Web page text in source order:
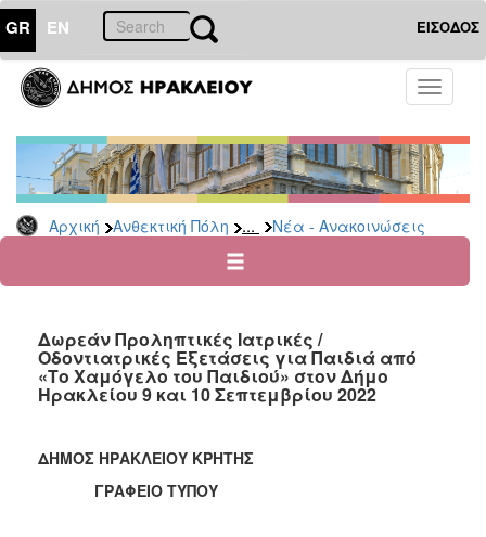
GR EN ΕΙΣΟΔΟΣ
Toggle
Αρχική Ανθεκτική Πόλη ... Νέα - Ανακοινώσεις
ΑΝΘΕΚΤΙΚΗ
ΠΟΛΗ
Κοινωνική
Πολιτική
Νέα
Ανακοινώσεις
για
Οικονομική
Αδυναμία
&
Καταστροφές
Κέντρα
Κοινοτικής
Δωρεάν Προληπτικές Ιατρικές /
Οδοντιατρικές Εξετάσεις για Παιδιά από
«Το Χαμόγελο του Παιδιού» στον Δήμο
Ηρακλείου 9 και 10 Σεπτεμβρίου 2022
ΔΗΜΟΣ ΗΡΑΚΛΕΙΟΥ ΚΡΗΤΗΣ
ΓΡΑΦΕΙΟ ΤΥΠΟΥ